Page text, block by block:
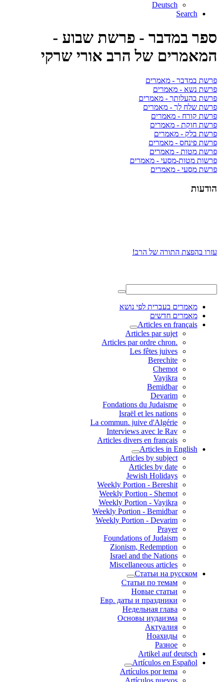
Deutsch
Search
ספר במדבר - פרשת שבוע -
המאמרים של הרב אורי שרקי
פרשת במדבר - מאמרים
פרשת נשא - מאמרים
פרשת בהעלותך - מאמרים
פרשת שלח לך - מאמרים
פרשת קורח - מאמרים
פרשת חוקת - מאמרים
פרשת בלק - מאמרים
פרשת פינחס - מאמרים
פרשת מטות - מאמרים
פרשות מטות-מסעי - מאמרים
פרשת מסעי - מאמרים
הודעות
עזרו בהפצת התורה של הרב!
מאמרים בעברית לפי נושא
מאמרים חדשים
Articles en français
Articles par sujet
.Articles par ordre chron
Les fêtes juives
Berechite
Chemot
Vayikra
Bemidbar
Devarim
Fondations du Judaisme
Israël et les nations
La commun. juive d'Algérie
Interviews avec le Rav
Articles divers en français
Articles in English
Articles by subject
Articles by date
Jewish Holidays
Weekly Portion - Bereshit
Weekly Portion - Shemot
Weekly Portion - Vayikra
Weekly Portion - Bemidbar
Weekly Portion - Devarim
Prayer
Foundations of Judaism
Zionism, Redemption
Israel and the Nations
Miscellaneous articles
Статьи на русском
Статьи по темам
Новые статьи
Евр. даты и праздники
Недельная глава
Основы иудаизма
Актуалия
Ноахиды
Разное
Artikel auf deutsch
Artículos en Español
Artículos por tema